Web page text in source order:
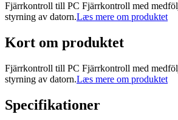
Fjärrkontroll till PC Fjärrkontroll med
styrning av datorn.Læs mere om produktet
Kort om produktet
Fjärrkontroll till PC Fjärrkontroll med
styrning av datorn.Læs mere om produktet
Specifikationer